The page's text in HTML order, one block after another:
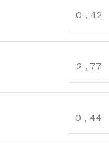
0 , 42
2 , 77
0 , 44